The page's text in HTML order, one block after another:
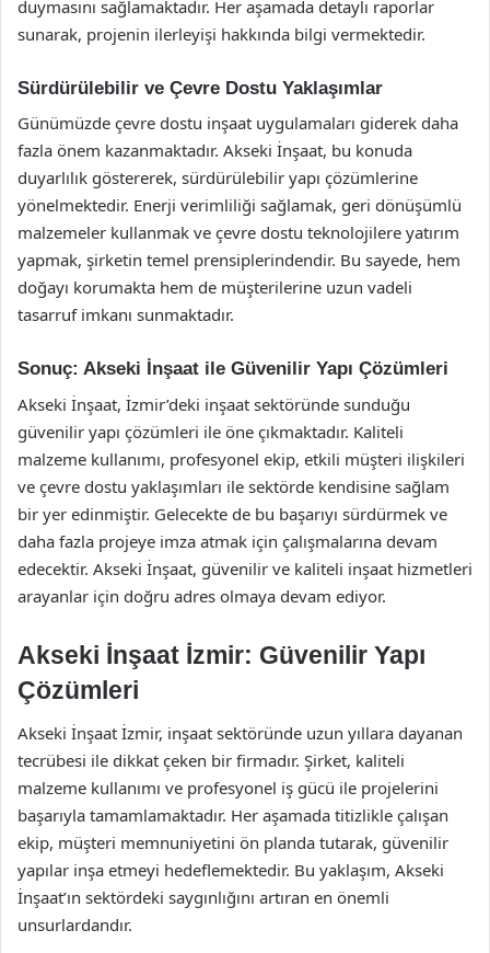
duymasını sağlamaktadır. Her aşamada detaylı raporlar
sunarak, projenin ilerleyişi hakkında bilgi vermektedir.
Sürdürülebilir ve Çevre Dostu Yaklaşımlar
Günümüzde çevre dostu inşaat uygulamaları giderek daha
fazla önem kazanmaktadır. Akseki İnşaat, bu konuda
duyarlılık göstererek, sürdürülebilir yapı çözümlerine
yönelmektedir. Enerji verimliliği sağlamak, geri dönüşümlü
malzemeler kullanmak ve çevre dostu teknolojilere yatırım
yapmak, şirketin temel prensiplerindendir. Bu sayede, hem
doğayı korumakta hem de müşterilerine uzun vadeli
tasarruf imkanı sunmaktadır.
Sonuç: Akseki İnşaat ile Güvenilir Yapı Çözümleri
Akseki İnşaat, İzmir’deki inşaat sektöründe sunduğu
güvenilir yapı çözümleri ile öne çıkmaktadır. Kaliteli
malzeme kullanımı, profesyonel ekip, etkili müşteri ilişkileri
ve çevre dostu yaklaşımları ile sektörde kendisine sağlam
bir yer edinmiştir. Gelecekte de bu başarıyı sürdürmek ve
daha fazla projeye imza atmak için çalışmalarına devam
edecektir. Akseki İnşaat, güvenilir ve kaliteli inşaat hizmetleri
arayanlar için doğru adres olmaya devam ediyor.
Akseki İnşaat İzmir: Güvenilir Yapı
Çözümleri
Akseki İnşaat İzmir, inşaat sektöründe uzun yıllara dayanan
tecrübesi ile dikkat çeken bir firmadır. Şirket, kaliteli
malzeme kullanımı ve profesyonel iş gücü ile projelerini
başarıyla tamamlamaktadır. Her aşamada titizlikle çalışan
ekip, müşteri memnuniyetini ön planda tutarak, güvenilir
yapılar inşa etmeyi hedeflemektedir. Bu yaklaşım, Akseki
İnşaat’ın sektördeki saygınlığını artıran en önemli
unsurlardandır.